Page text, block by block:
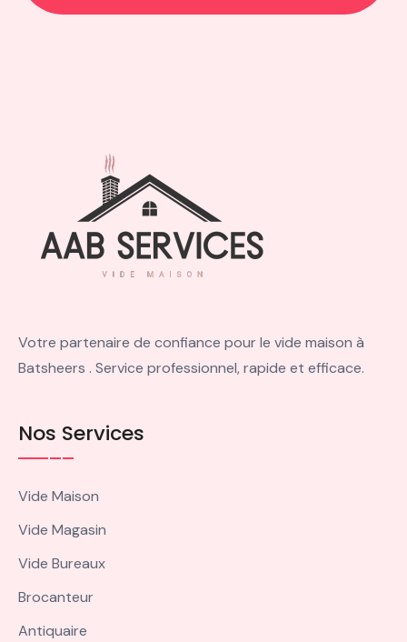
Votre partenaire de confiance pour le vide maison à
Batsheers . Service professionnel, rapide et efficace.
Nos Services
Vide Maison
Vide Magasin
Vide Bureaux
Brocanteur
Antiquaire